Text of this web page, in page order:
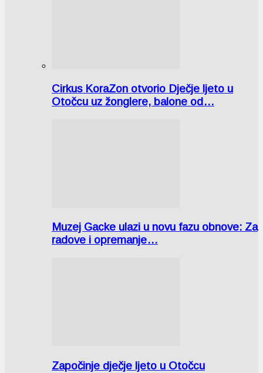
Cirkus KoraZon otvorio Dječje ljeto u
Otočcu uz žonglere, balone od…
Muzej Gacke ulazi u novu fazu obnove: Za
radove i opremanje…
Započinje dječje ljeto u Otočcu